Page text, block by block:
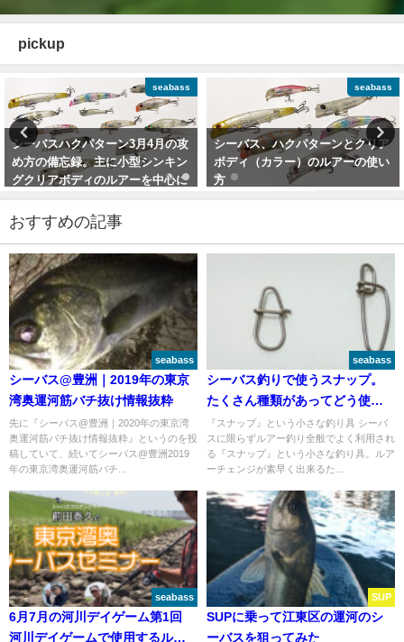
pickup
seabass
シーバス、ハクパターンとクリア
ボディ（カラー）のルアーの使い
方
seabass
【3Dプリンタールアーの可能性を
一緒に追求しませんか】
2022年4月21日
おすすめの記事
seabass
シーバス@豊洲｜2019年の東京
湾奥運河筋バチ抜け情報抜粋
先に『シーバス@豊洲｜2020年の東京湾
奥運河筋バチ抜け情報抜粋』というのを投
稿していて、続いてシーバス@豊洲2019
年の東京湾奥運河筋バチ...
seabass
シーバス釣りで使うスナップ。
たくさん種類があってどう使い
分けるか。
『スナップ』という小さな釣り具 シーバ
スに限らずルアー釣り全般でよく利用され
る『スナップ』という小さな釣り具。ルア
ーチェンジが素早く出来るた...
seabass
6月7月の河川デイゲーム第1回
河川デイゲームで使用するルア
SUP
SUPに乗って江東区の運河のシ
ーバスを狙ってみた